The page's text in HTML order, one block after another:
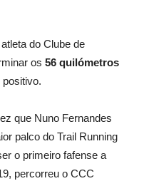
do Clube de
os 56 quilómetros
que Nuno Fernandes
palco do Trail Running
o primeiro fafense a
percorreu o CCC